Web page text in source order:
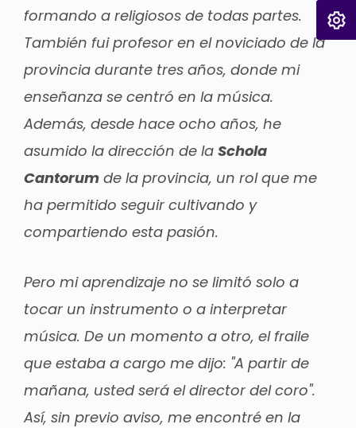
formando a religiosos de todas partes.
También fui profesor en el noviciado de la
provincia durante tres años, donde mi
enseñanza se centró en la música.
Además, desde hace ocho años, he
asumido la dirección de la Schola
Cantorum de la provincia, un rol que me
ha permitido seguir cultivando y
compartiendo esta pasión.
Pero mi aprendizaje no se limitó solo a
tocar un instrumento o a interpretar
música. De un momento a otro, el fraile
que estaba a cargo me dijo: "A partir de
mañana, usted será el director del coro".
Así, sin previo aviso, me encontré en la